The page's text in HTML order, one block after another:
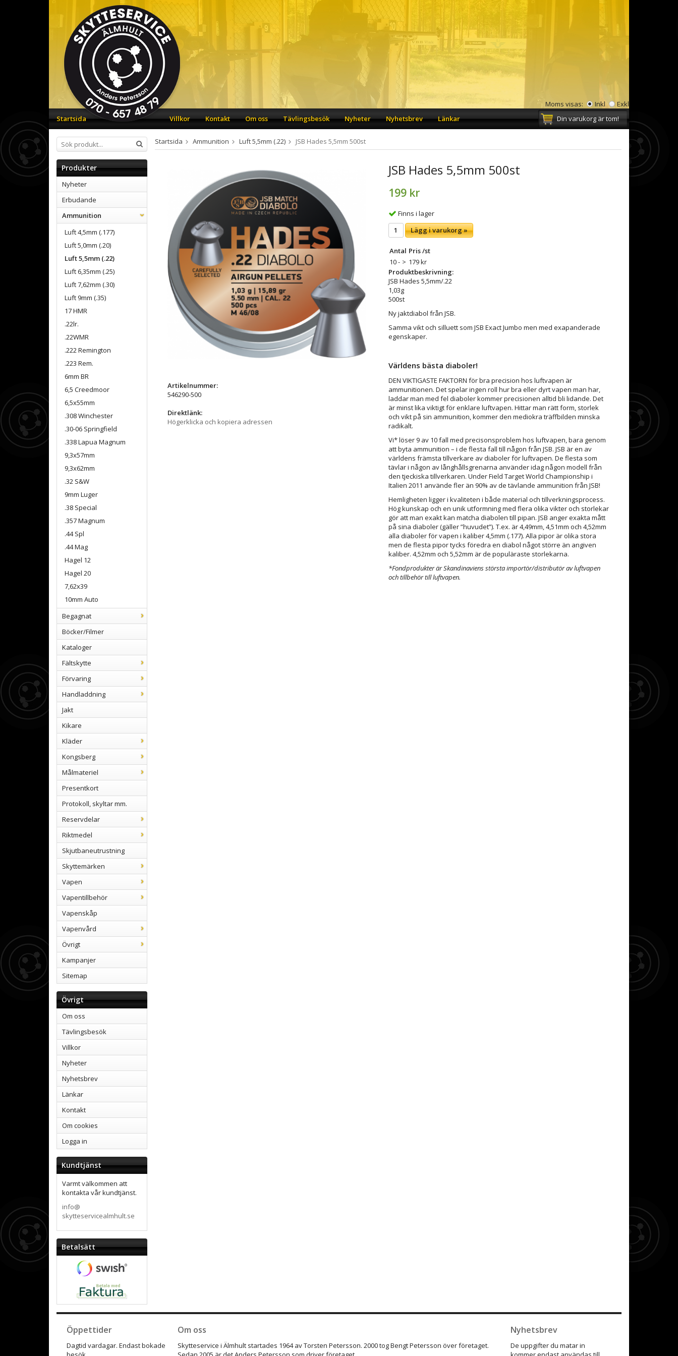
Moms visas: Inkl
Exkl
Startsida
Villkor Kontakt Om oss Tävlingsbesök Nyheter Nyhetsbrev Länkar Din varukorg är tom!
Produkter
Nyheter
Erbudande
Ammunition
Luft 4,5mm (.177)
Luft 5,0mm (.20)
Luft 5,5mm (.22)
Luft 6,35mm (.25)
Luft 7,62mm (.30)
Luft 9mm (.35)
17 HMR
.22lr.
.22WMR
.222 Remington
.223 Rem.
6mm BR
6,5 Creedmoor
6,5x55mm
.308 Winchester
.30-06 Springfield
.338 Lapua Magnum
9,3x57mm
9,3x62mm
.32 S&W
9mm Luger
.38 Special
.357 Magnum
.44 Spl
.44 Mag
Hagel 12
Hagel 20
7,62x39
10mm Auto
Begagnat
Böcker/Filmer
Kataloger
Fältskytte
Förvaring
Handladdning
Jakt
Kikare
Kläder
Kongsberg
Målmateriel
Presentkort
Protokoll, skyltar mm.
Reservdelar
Riktmedel
Skjutbaneutrustning
Skyttemärken
Vapen
Vapentillbehör
Vapenskåp
Vapenvård
Övrigt
Kampanjer
Sitemap
Övrigt
Om oss
Tävlingsbesök
Villkor
Nyheter
Nyhetsbrev
Länkar
Kontakt
Om cookies
Logga in
Kundtjänst
Varmt välkommen att
kontakta vår kundtjänst.
info@
skytteservicealmhult.se
Betalsätt
Startsida Ammunition Luft 5,5mm (.22) JSB Hades 5,5mm 500st
JSB Hades 5,5mm 500st
199 kr
Finns i lager
Lägg i varukorg »
Antal Pris /st
10 - > 179 kr
Produktbeskrivning:
JSB Hades 5,5mm/.22
1,03g
500st
Ny jaktdiabol från JSB.
Samma vikt och silluett som JSB Exact Jumbo men med exapanderade
egenskaper.
Världens bästa diaboler!
DEN VIKTIGASTE FAKTORN för bra precision hos luftvapen är
ammunitionen. Det spelar ingen roll hur bra eller dyrt vapen man har,
laddar man med fel diaboler kommer precisionen alltid bli lidande. Det
är minst lika viktigt för enklare luftvapen. Hittar man rätt form, storlek
och vikt på sin ammunition, kommer den mediokra träffbilden minska
radikalt.
Vi* löser 9 av 10 fall med precisonsproblem hos luftvapen, bara genom
att byta ammunition – i de flesta fall till någon från JSB. JSB är en av
världens främsta tillverkare av diaboler för luftvapen. De flesta som
tävlar i någon av långhållsgrenarna använder idag någon modell från
den tjeckiska tillverkaren. Under Field Target World Championship i
Italien 2011 använde fler än 90% av de tävlande ammunition från JSB!
Hemligheten ligger i kvaliteten i både material och tillverkningsprocess.
Hög kunskap och en unik utformning med flera olika vikter och storlekar
gör att man exakt kan matcha diabolen till pipan. JSB anger exakta mått
på sina diaboler (gäller ”huvudet”). T.ex. är 4,49mm, 4,51mm och 4,52mm
alla diaboler för vapen i kaliber 4,5mm (.177). Alla pipor är olika stora
men de flesta pipor tycks föredra en diabol något större än angiven
kaliber. 4,52mm och 5,52mm är de populäraste storlekarna.
*Fondprodukter är Skandinaviens största importör/distributör av luftvapen
och tillbehör till luftvapen.
Artikelnummer:
546290-500
Direktlänk:
Högerklicka och kopiera adressen
Öppettider
Dagtid vardagar. Endast bokade
Nyhetsbrev
De uppgifter du matar in
Om oss
Skytteservice i Älmhult startades 1964 av Torsten Petersson. 2000 tog Bengt Petersson över företaget.